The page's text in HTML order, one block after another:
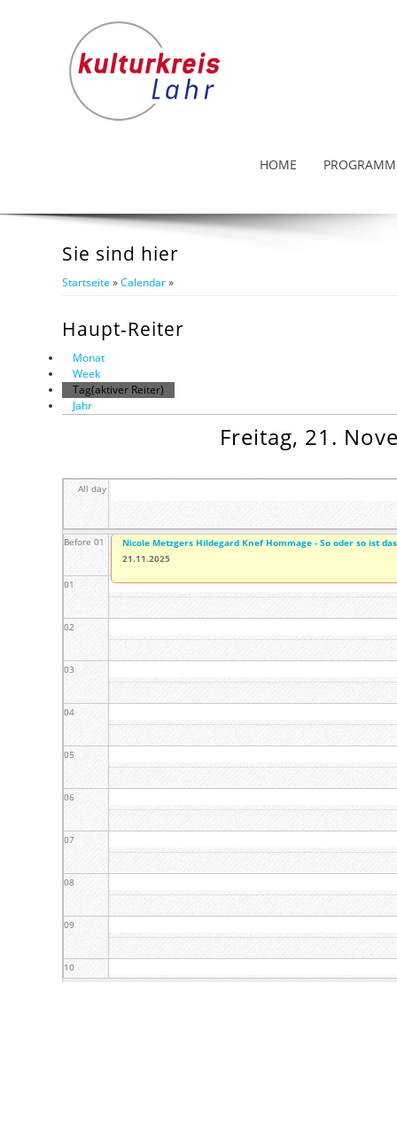
HOME PROGRAMM
Sie sind hier
Startseite »Calendar»
Haupt-Reiter
Monat
Week
Tag(aktiver Reiter)
Jahr
Freitag, 21.
All day
Before 01
01
02
03
04
05
06
07
08
09
10
Nicole Metzgers Hildegard Knef Hommage - So oder so ist
21.11.2025